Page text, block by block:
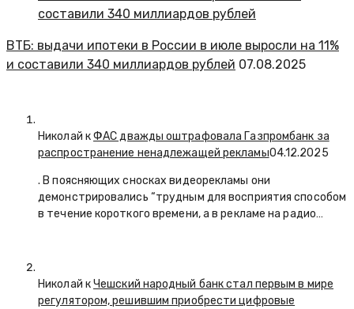
ВТБ: выдачи ипотеки в России в июле выросли на 11%
и составили 340 миллиардов рублей 07.08.2025
Николай кФАС дважды оштрафовала Газпромбанк за
распространение ненадлежащей рекламы04.12.2025
. В поясняющих сносках видеорекламы они
демонстрировались “трудным для восприятия способом
в течение короткого времени, а в рекламе на радио…
Николай кЧешский народный банк стал первым в мире
регулятором, решившим приобрести цифровые